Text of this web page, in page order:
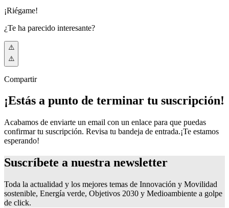
¡Riégame!
¿Te ha parecido interesante?
Compartir
¡Estás a punto de terminar tu suscripción!
Acabamos de enviarte un email con un enlace para que puedas
confirmar tu suscripción. Revisa tu bandeja de entrada.¡Te estamos
esperando!
Suscríbete a nuestra newsletter
Toda la actualidad y los mejores temas de Innovación y Movilidad
sostenible, Energía verde, Objetivos 2030 y Medioambiente a golpe
de click.